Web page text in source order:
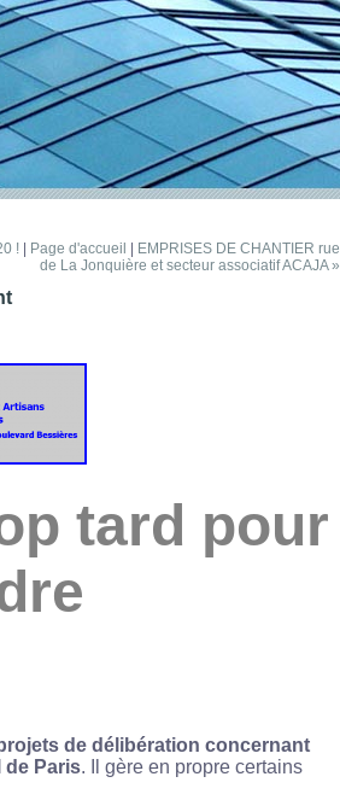
! Page d'accueil
EMPRISES DE CHANTIER rue
de La Jonquière et secteur associatif ACAJA »
tard pour
de délibération concernant
de Paris. Il gère en propre certains